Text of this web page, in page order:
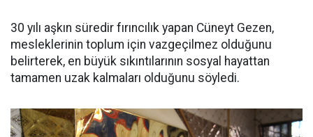
30 yılı aşkın süredir fırıncılık yapan Cüneyt Gezen,
mesleklerinin toplum için vazgeçilmez olduğunu
belirterek, en büyük sıkıntılarının sosyal hayattan
tamamen uzak kalmaları olduğunu söyledi.